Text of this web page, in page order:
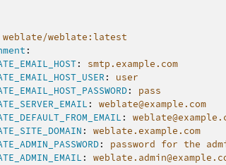
weblate/weblate:latest
:
:
smtp.example.com
:
user
:
pass
:
weblate@example.com
:
:
weblate.example.com
:
password for the
: